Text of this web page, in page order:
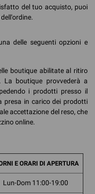
del tuo acquisto, puoi
delle seguenti opzioni e
boutique abilitate al ritiro
boutique provvederà a
i prodotti presso il
presa in carico dei prodotti
accettazione del reso, che
online.
E ORARI DI APERTURA
Lun-Dom 11:00-19:00